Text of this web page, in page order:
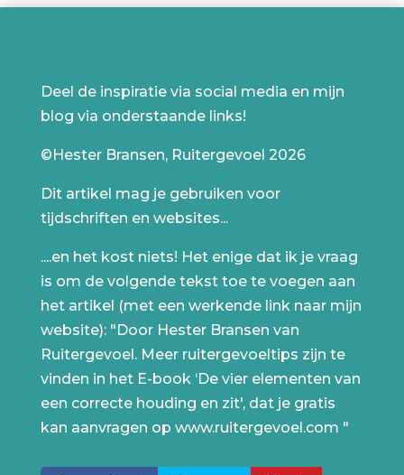
Deel de inspiratie via social media en mijn
blog via onderstaande links!
©Hester Bransen, Ruitergevoel 2026
Dit artikel mag je gebruiken voor
tijdschriften en websites...
....en het kost niets! Het enige dat ik je vraag
is om de volgende tekst toe te voegen aan
het artikel (met een werkende link naar mijn
website): "Door Hester Bransen van
Ruitergevoel. Meer ruitergevoeltips zijn te
vinden in het E-book ‘De vier elementen van
een correcte houding en zit', dat je gratis
kan aanvragen op www.ruitergevoel.com "